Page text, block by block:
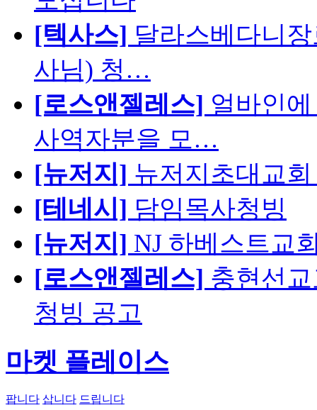
[텍사스] 달라스베다니
사님) 청…
[로스앤젤레스] 얼바인
사역자분을 모…
[뉴저지] 뉴저지초대교
[테네시] 담임목사청빙
[뉴저지] NJ 하베스트교
[로스앤젤레스] 충현선
청빙 공고
마켓 플레이스
팝니다 삽니다 드립니다